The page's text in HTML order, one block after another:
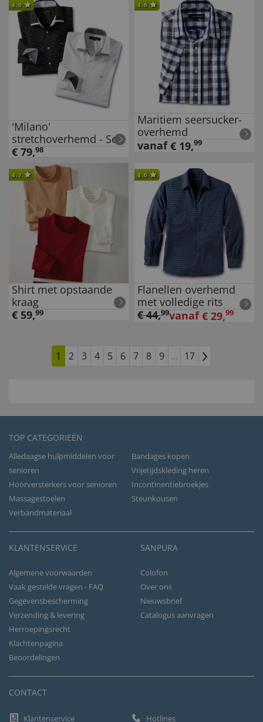
4.6
'Milano'
stretchoverhemd - Set
van 2
€ 79,98
4.6
Maritiem seersucker-
overhemd
vanaf € 19,99
4.7
Shirt met opstaande
kraag
€ 59,99
4.6
Flanellen overhemd
met volledige rits
€44,99vanaf € 29,99
1 2 3 4 5 6 7 8 9 ... 17
TOP CATEGORIEËN
Alledaagse hulpmiddelen voor
senioren
Bandages kopen
Vrijetijdskleding heren
Hoorversterkers voor senioren
Incontinentiebroekjes
Massagestoelen
Steunkousen
Verbandmateriaal
KLANTENSERVICE
Algemene voorwaarden
Vaak gestelde vragen - FAQ
Gegevensbescherming
Verzending & levering
Herroepingsrecht
Klachtenpagina
Beoordelingen
SANPURA
Colofon
Over ons
Nieuwsbrief
Catalogus aanvragen
CONTACT
Klantenservice Hotlines